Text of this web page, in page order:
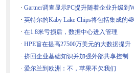
· Gartner调查显示PC提升随着企业升级到
· 英特尔的Kaby Lake Chips将包括集成的
· 在1.8米亏损后，数据中心进入管理
· HPE旨在提高27500万美元的大数据提升
· 挤回企业基础知识并加强外部共享控制
· 爱尔兰到欧洲：不，苹果不欠我们